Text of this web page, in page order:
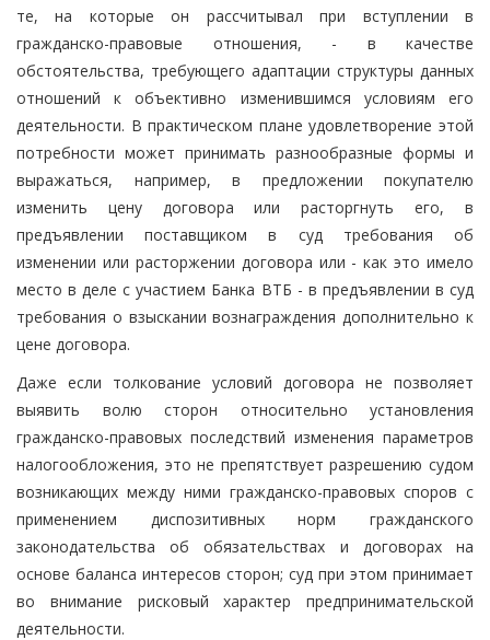
те, на которые он рассчитывал при вступлении в
гражданско-правовые отношения, - в качестве
обстоятельства, требующего адаптации структуры данных
отношений к объективно изменившимся условиям его
деятельности. В практическом плане удовлетворение этой
потребности может принимать разнообразные формы и
выражаться, например, в предложении покупателю
изменить цену договора или расторгнуть его, в
предъявлении поставщиком в суд требования об
изменении или расторжении договора или - как это имело
место в деле с участием Банка ВТБ - в предъявлении в суд
требования о взыскании вознаграждения дополнительно к
цене договора.
Даже если толкование условий договора не позволяет
выявить волю сторон относительно установления
гражданско-правовых последствий изменения параметров
налогообложения, это не препятствует разрешению судом
возникающих между ними гражданско-правовых споров с
применением диспозитивных норм гражданского
законодательства об обязательствах и договорах на
основе баланса интересов сторон; суд при этом принимает
во внимание рисковый характер предпринимательской
деятельности.